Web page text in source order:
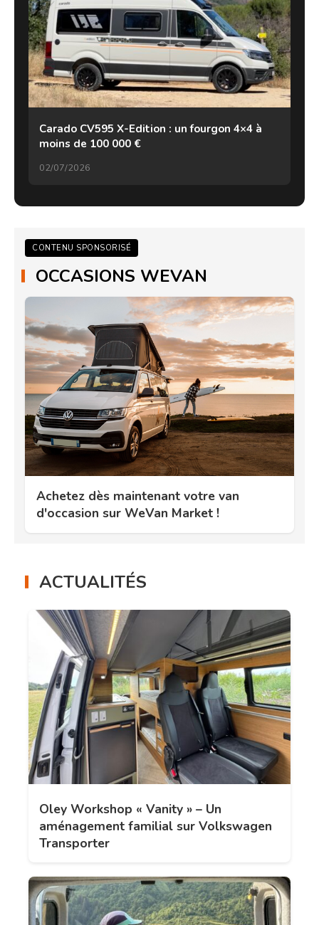
Carado CV595 X-Edition : un fourgon 4×4 à
moins de 100 000 €
02/07/2026
CONTENU SPONSORISÉ
OCCASIONS WEVAN
Achetez dès maintenant votre van
d'occasion sur WeVan Market !
ACTUALITÉS
Oley Workshop « Vanity » – Un
aménagement familial sur Volkswagen
Transporter